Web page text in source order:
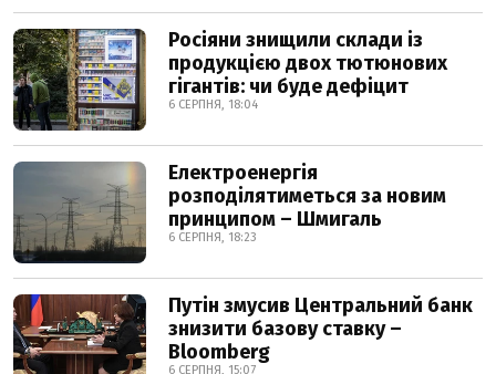
Росіяни знищили склади із
продукцією двох тютюнових
гігантів: чи буде дефіцит
6 СЕРПНЯ, 18:04
Електроенергія
розподілятиметься за новим
принципом – Шмигаль
6 СЕРПНЯ, 18:23
Путін змусив Центральний банк
знизити базову ставку –
Bloomberg
6 СЕРПНЯ, 15:07